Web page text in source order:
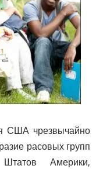
США чрезвычайно
расовых групп
Америки,